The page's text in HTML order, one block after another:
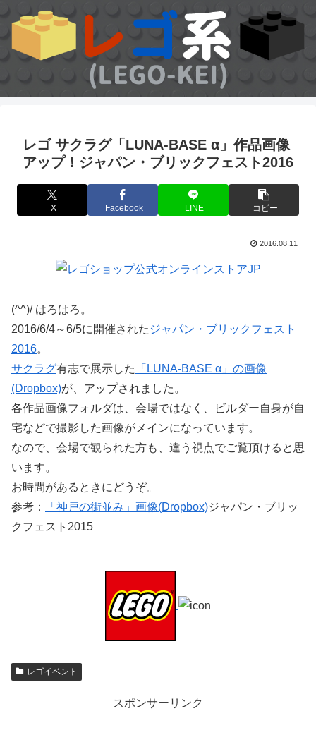
レゴ サクラグ「LUNA-BASE α」作品画像
アップ！ジャパン・ブリックフェスト2016
X Facebook LINE コピー
2016.08.11
(^^)/ はろはろ。
2016/6/4～6/5に開催された ジャパン・ブリックフェスト
2016。
サクラグ有志で展示した
「LUNA-BASE α」の画像
(Dropbox)が、アップされました。
各作品画像フォルダは、会場ではなく、ビルダー自身が自
宅などで撮影した画像がメインになっています。
なので、会場で観られた方も、違う視点でご覧頂けると思
います。
お時間があるときにどうぞ。
参考：
「神戸の街並み」画像(Dropbox)ジャパン・ブリッ
クフェスト2015
レゴイベント
スポンサーリンク